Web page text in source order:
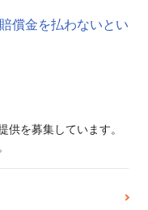
償金を払わないとい
を募集しています。